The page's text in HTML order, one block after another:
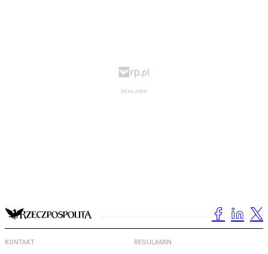
KONTAKT REGULAMIN